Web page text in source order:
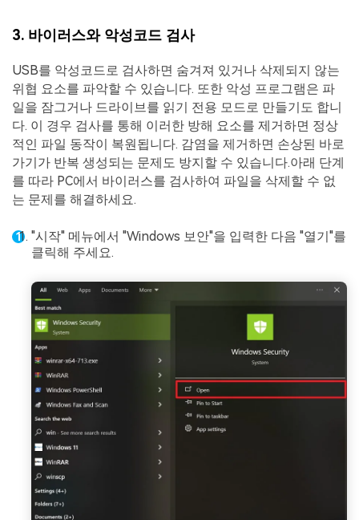
3. 바이러스와 악성코드 검사
USB를 악성코드로 검사하면 숨겨져 있거나 삭제되지 않는
위협 요소를 파악할 수 있습니다. 또한 악성 프로그램은 파
일을 잠그거나 드라이브를 읽기 전용 모드로 만들기도 합니
다. 이 경우 검사를 통해 이러한 방해 요소를 제거하면 정상
적인 파일 동작이 복원됩니다. 감염을 제거하면 손상된 바로
가기가 반복 생성되는 문제도 방지할 수 있습니다.아래 단계
를 따라 PC에서 바이러스를 검사하여 파일을 삭제할 수 없
는 문제를 해결하세요.
"시작" 메뉴에서 "Windows 보안"을 입력한 다음 "열기"를
클릭해 주세요.